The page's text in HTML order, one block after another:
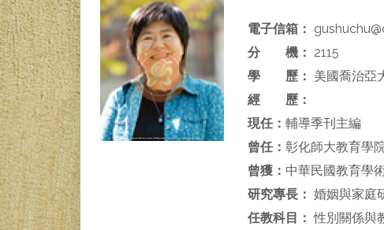
電子信箱：
分 機： 2115
學 歷： 美國喬治亞
經 歷：
現任： 輔導季刊主編
曾任： 彰化師大教育學
曾獲： 中華民國教育學
研究專長： 婚姻與家庭
任教科目： 性別關係與